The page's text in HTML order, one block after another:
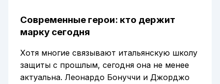
Современные герои: кто держит
марку сегодня
Хотя многие связывают итальянскую школу
защиты с прошлым, сегодня она не менее
актуальна. Леонардо Бонуччи и Джорджо